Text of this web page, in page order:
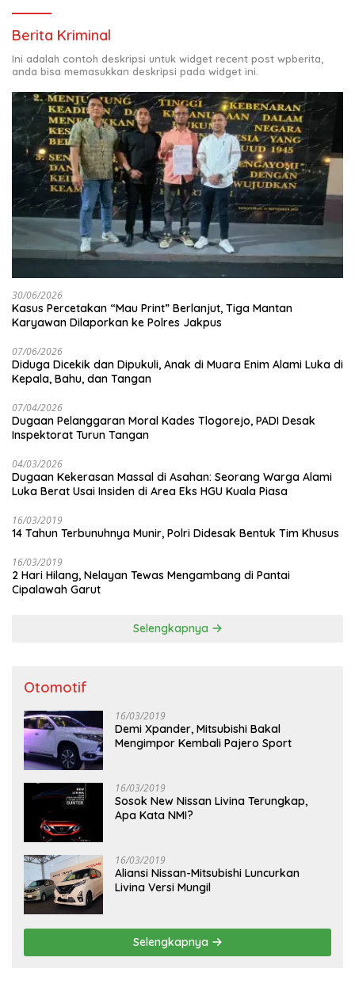
Berita Kriminal
Ini adalah contoh deskripsi untuk widget recent post wpberita,
anda bisa memasukkan deskripsi pada widget ini.
30/06/2026
Kasus Percetakan “Mau Print” Berlanjut, Tiga Mantan
Karyawan Dilaporkan ke Polres Jakpus
07/06/2026
Diduga Dicekik dan Dipukuli, Anak di Muara Enim Alami Luka di
Kepala, Bahu, dan Tangan
07/04/2026
Dugaan Pelanggaran Moral Kades Tlogorejo, PADI Desak
Inspektorat Turun Tangan
04/03/2026
Dugaan Kekerasan Massal di Asahan: Seorang Warga Alami
Luka Berat Usai Insiden di Area Eks HGU Kuala Piasa
16/03/2019
14 Tahun Terbunuhnya Munir, Polri Didesak Bentuk Tim Khusus
16/03/2019
2 Hari Hilang, Nelayan Tewas Mengambang di Pantai
Cipalawah Garut
Selengkapnya
Otomotif
16/03/2019
Demi Xpander, Mitsubishi Bakal
Mengimpor Kembali Pajero Sport
16/03/2019
Sosok New Nissan Livina Terungkap,
Apa Kata NMI?
16/03/2019
Aliansi Nissan-Mitsubishi Luncurkan
Livina Versi Mungil
Selengkapnya